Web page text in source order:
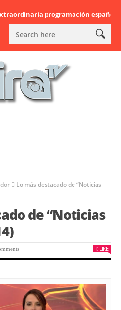
programación española
Lo más destacado de “Noticias
de “Noticias
LIKE